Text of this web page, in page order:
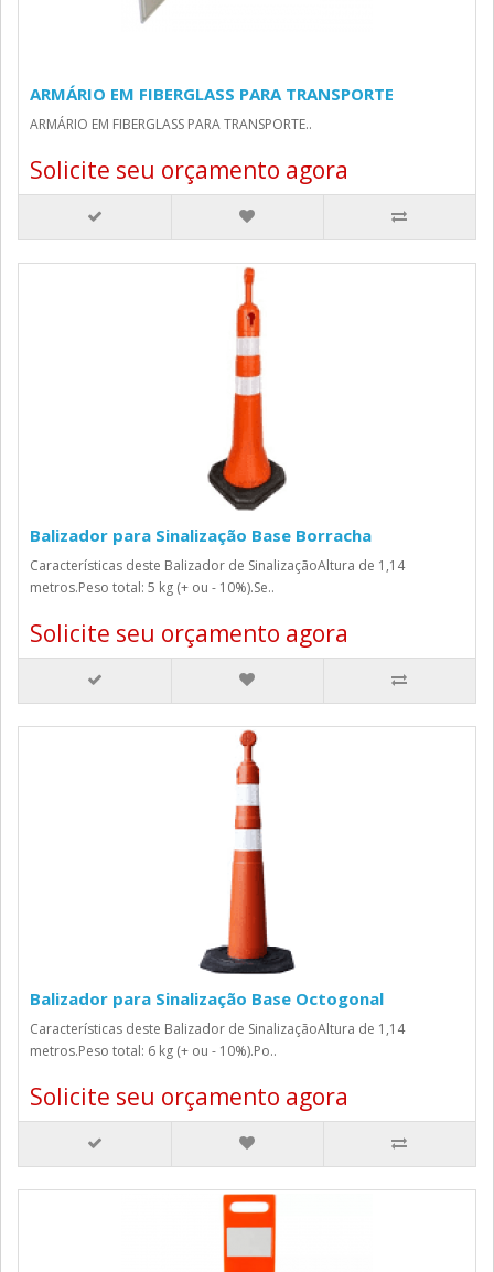
ARMÁRIO EM FIBERGLASS PARA TRANSPORTE
ARMÁRIO EM FIBERGLASS PARA TRANSPORTE..
Solicite seu orçamento agora
Balizador para Sinalização Base Borracha
Características deste Balizador de SinalizaçãoAltura de 1,14
metros.Peso total: 5 kg (+ ou - 10%).Se..
Solicite seu orçamento agora
Balizador para Sinalização Base Octogonal
Características deste Balizador de SinalizaçãoAltura de 1,14
metros.Peso total: 6 kg (+ ou - 10%).Po..
Solicite seu orçamento agora